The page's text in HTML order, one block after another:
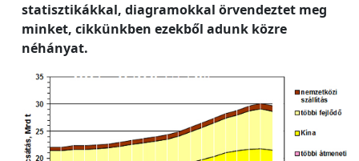
statisztikákkal, diagramokkal örvendeztet meg
minket, cikkünkben ezekből adunk közre
néhányat.